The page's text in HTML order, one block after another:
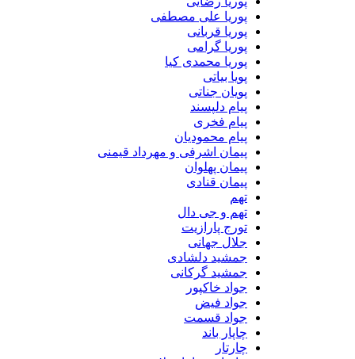
پوریا علی مصطفی
پوریا قربانی
پوریا گرامی
پوریا محمدی کیا
پویا بیاتی
پویان جناتی
پیام دلپسند
پیام فخری
پیام محمودیان
پیمان اشرفی و مهرداد قیمنی
پیمان پهلوان
پیمان قنادی
تهم
تهم و جی دال
تورج پارازیت
جلال جهانی
جمشید دلشادی
جمشید گرکانی
جواد خاکپور
جواد فیض
جواد قسمت
چاپار باند
چارتار